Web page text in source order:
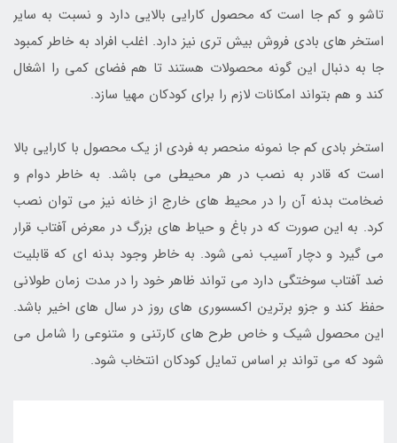
تاشو و کم جا است که محصول کارایی بالایی دارد و نسبت به سایر
استخر های بادی فروش بیش تری نیز دارد. اغلب افراد به خاطر کمبود
جا به دنبال این گونه محصولات هستند تا هم فضای کمی را اشغال
کند و هم بتواند امکانات لازم را برای کودکان مهیا سازد.
استخر بادی کم جا نمونه منحصر به فردی از یک محصول با کارایی بالا
است که قادر به نصب در هر محیطی می باشد. به خاطر دوام و
ضخامت بدنه آن را در محیط های خارج از خانه نیز می توان نصب
کرد. به این صورت که در باغ و حیاط های بزرگ در معرض آفتاب قرار
می گیرد و دچار آسیب نمی شود. به خاطر وجود بدنه ای که قابلیت
ضد آفتاب سوختگی دارد می تواند ظاهر خود را در مدت زمان طولانی
حفظ کند و جزو برترین اکسسوری های روز در سال های اخیر باشد.
این محصول شیک و خاص طرح های کارتنی و متنوعی را شامل می
شود که می تواند بر اساس تمایل کودکان انتخاب شود.